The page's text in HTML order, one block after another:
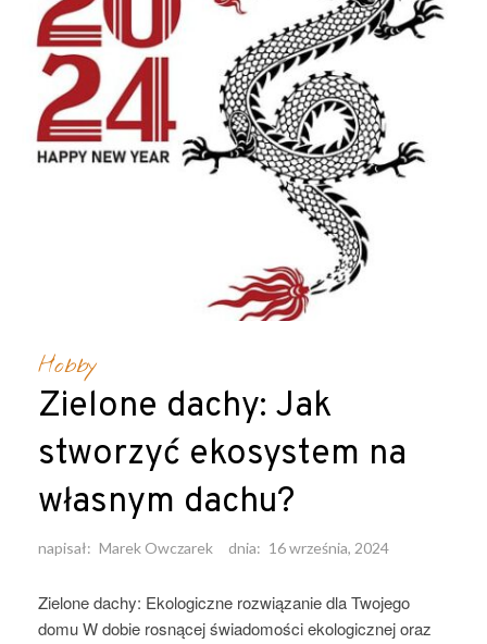
Hobby
Zielone dachy: Jak
stworzyć ekosystem na
własnym dachu?
napisał: Marek Owczarek dnia: 16 września, 2024
Zielone dachy: Ekologiczne rozwiązanie dla Twojego
domu W dobie rosnącej świadomości ekologicznej oraz